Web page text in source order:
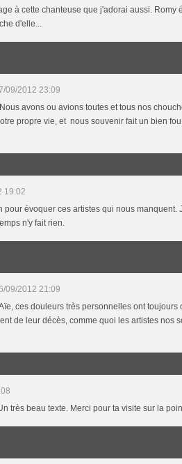
à cette chanteuse que j'adorai aussi. Romy
d'elle...
09/2012 23:09
avons ou avions toutes et tous nos
propre vie, et nous souvenir fait un bien
19:02
pour évoquer ces artistes qui nous manquent.
n'y fait rien.
09/2012 21:09
ces douleurs très personnelles ont
de leur décès, comme quoi les artistes nos
très beau texte. Merci pour ta visite sur la